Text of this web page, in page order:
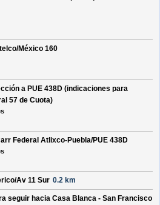
México 160
a PUE 438D (indicaciones para
57 de Cuota)
Federal Atlixco-Puebla/PUE 438D
Av 11 Sur 0.2 km
seguir hacia Casa Blanca - San Francisco